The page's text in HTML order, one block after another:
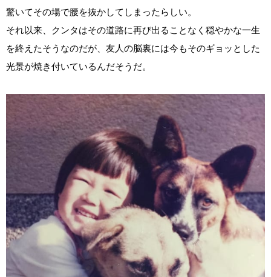
驚いてその場で腰を抜かしてしまったらしい。
それ以来、クンタはその道路に再び出ることなく穏やかな一生
を終えたそうなのだが、友人の脳裏には今もそのギョッとした
光景が焼き付いているんだそうだ。